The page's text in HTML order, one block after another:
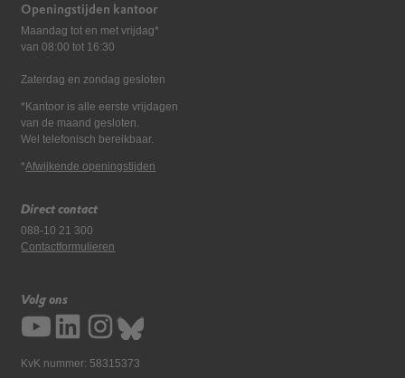
Openingstijden kantoor
Maandag tot en met vrijdag*
van 08:00 tot 16:30
Zaterdag en zondag gesloten
*Kantoor is alle eerste vrijdagen
van de maand gesloten.
Wel telefonisch bereikbaar.
*Afwijkende openingstijden
Direct contact
088-10 21 300
Contactformulieren
Volg ons
KvK nummer: 58315373